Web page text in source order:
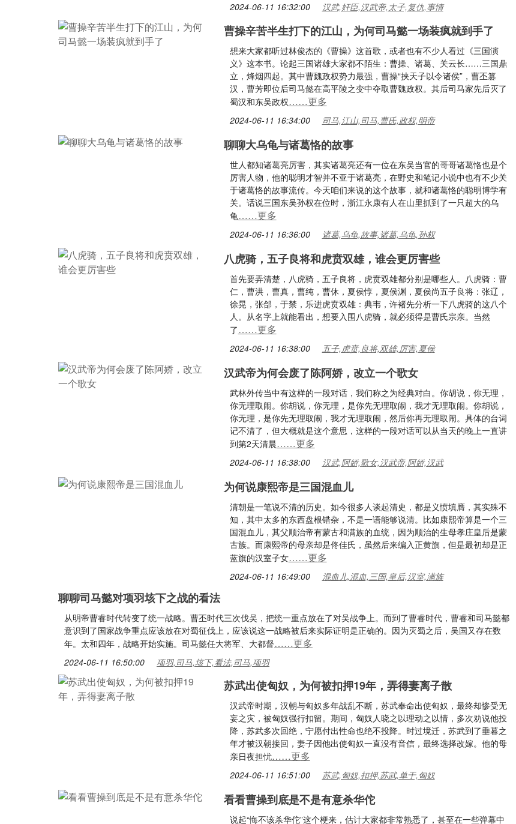
2024-06-11 16:32:00 汉武,奸臣,汉武帝,太子,复仇,事情
曹操辛苦半生打下的江山，为何司马懿一场装疯就到手了
想来大家都听过林俊杰的《曹操》这首歌，或者也有不少人看过《三国演
义》这本书。论起三国诸雄大家都不陌生：曹操、诸葛、关云长……三国鼎
立，烽烟四起。其中曹魏政权势力最强，曹操“挟天子以令诸侯”，曹丕篡
汉，曹芳即位后司马懿在高平陵之变中夺取曹魏政权。其后司马家先后灭了
蜀汉和东吴政权……更多
2024-06-11 16:34:00 司马,江山,司马,曹氏,政权,明帝
聊聊大乌龟与诸葛恪的故事
世人都知诸葛亮厉害，其实诸葛亮还有一位在东吴当官的哥哥诸葛恪也是个
厉害人物，他的聪明才智并不亚于诸葛亮，在野史和笔记小说中也有不少关
于诸葛恪的故事流传。今天咱们来说的这个故事，就和诸葛恪的聪明博学有
关。话说三国东吴孙权在位时，浙江永康有人在山里抓到了一只超大的乌
龟……更多
2024-06-11 16:36:00 诸葛,乌龟,故事,诸葛,乌龟,孙权
八虎骑，五子良将和虎贲双雄，谁会更厉害些
首先要弄清楚，八虎骑，五子良将，虎贲双雄都分别是哪些人。八虎骑：曹
仁，曹洪，曹真，曹纯，曹休，夏侯惇，夏侯渊，夏侯尚五子良将：张辽，
徐晃，张郃，于禁，乐进虎贲双雄：典韦，许褚先分析一下八虎骑的这八个
人。从名字上就能看出，想要入围八虎骑，就必须得是曹氏宗亲。当然
了……更多
2024-06-11 16:38:00 五子,虎贲,良将,双雄,厉害,夏侯
汉武帝为何会废了陈阿娇，改立一个歌女
武林外传当中有这样的一段对话，我们称之为经典对白。你胡说，你无理，
你无理取闹。你胡说，你无理，是你先无理取闹，我才无理取闹。你胡说，
你无理，是你先无理取闹，我才无理取闹，然后你再无理取闹。具体的台词
记不清了，但大概就是这个意思，这样的一段对话可以从当天的晚上一直讲
到第2天清晨……更多
2024-06-11 16:38:00 汉武,阿娇,歌女,汉武帝,阿娇,汉武
为何说康熙帝是三国混血儿
清朝是一笔说不清的历史。如今很多人谈起清史，都是义愤填膺，其实殊不
知，其中太多的东西盘根错杂，不是一语能够说清。比如康熙帝算是一个三
国混血儿，其父顺治帝有蒙古和满族的血统，因为顺治的生母孝庄皇后是蒙
古族。而康熙帝的母亲却是佟佳氏，虽然后来编入正黄旗，但是最初却是正
蓝旗的汉室子女……更多
2024-06-11 16:49:00 混血儿,混血,三国,皇后,汉室,满族
聊聊司马懿对项羽垓下之战的看法
从明帝曹睿时代转变了统一战略。曹丕时代三次伐吴，把统一重点放在了对吴战争上。而到了曹睿时代，曹睿和司马懿都
意识到了国家战争重点应该放在对蜀征伐上，应该说这一战略被后来实际证明是正确的。因为灭蜀之后，吴国又存在数
年。太和四年，战略开始实施。司马懿任大将军、大都督……更多
2024-06-11 16:50:00 项羽,司马,垓下,看法,司马,项羽
苏武出使匈奴，为何被扣押19年，弄得妻离子散
汉武帝时期，汉朝与匈奴多年战乱不断，苏武奉命出使匈奴，最终却惨受无
妄之灾，被匈奴强行扣留。期间，匈奴人晓之以理动之以情，多次劝说他投
降，苏武多次回绝，宁愿付出性命也绝不投降。时过境迁，苏武到了垂暮之
年才被汉朝接回，妻子因他出使匈奴一直没有音信，最终选择改嫁。他的母
亲日夜担忧……更多
2024-06-11 16:51:00 苏武,匈奴,扣押,苏武,单于,匈奴
看看曹操到底是不是有意杀华佗
说起“悔不该杀华佗”这个梗来，估计大家都非常熟悉了，甚至在一些弹幕中